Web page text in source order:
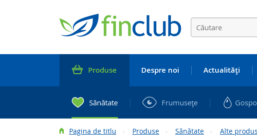
Produse Despre noi Actualităţi
Sănătate Frumuseţe
Pagina de titlu Produse Sănătate Alte